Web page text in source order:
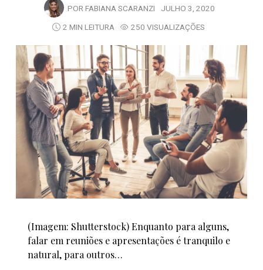
POR FABIANA SCARANZI JULHO 3, 2020
2 MIN LEITURA
250 VISUALIZAÇÕES
(Imagem: Shutterstock) Enquanto para alguns,
falar em reuniões e apresentações é tranquilo e
natural, para outros…